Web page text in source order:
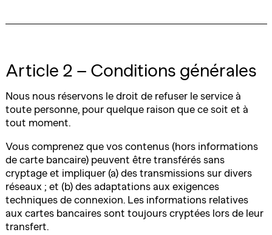
Article 2 – Conditions générales
Nous nous réservons le droit de refuser le service à
toute personne, pour quelque raison que ce soit et à
tout moment.
Vous comprenez que vos contenus (hors informations
de carte bancaire) peuvent être transférés sans
cryptage et impliquer (a) des transmissions sur divers
réseaux ; et (b) des adaptations aux exigences
techniques de connexion. Les informations relatives
aux cartes bancaires sont toujours cryptées lors de leur
transfert.